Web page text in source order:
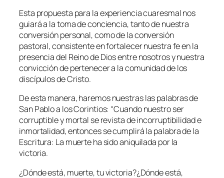
Esta propuesta para la experiencia cuaresmal nos
guiará a la toma de conciencia, tanto de nuestra
conversión personal, como de la conversión
pastoral, consistente en fortalecer nuestra fe en la
presencia del Reino de Dios entre nosotros y nuestra
convicción de pertenecer a la comunidad de los
discípulos de Cristo.
De esta manera, haremos nuestras las palabras de
San Pablo a los Corintios: “Cuando nuestro ser
corruptible y mortal se revista de incorruptibilidad e
inmortalidad, entonces se cumplirá la palabra de la
Escritura: La muerte ha sido aniquilada por la
victoria.
¿Dónde está, muerte, tu victoria?¿Dónde está,